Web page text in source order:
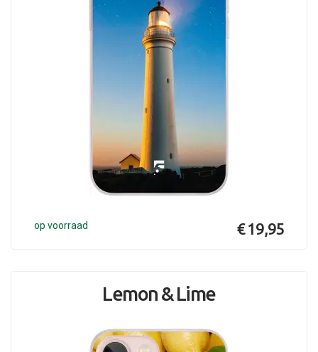
op voorraad € 19,95
Lemon & Lime